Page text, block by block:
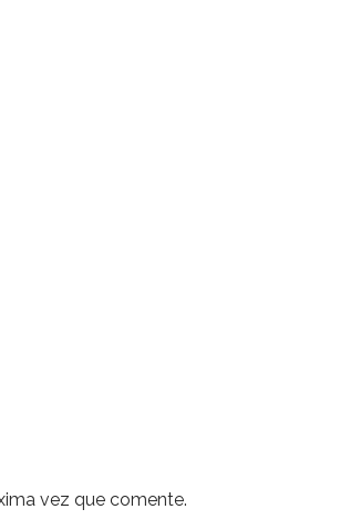
vez que comente.